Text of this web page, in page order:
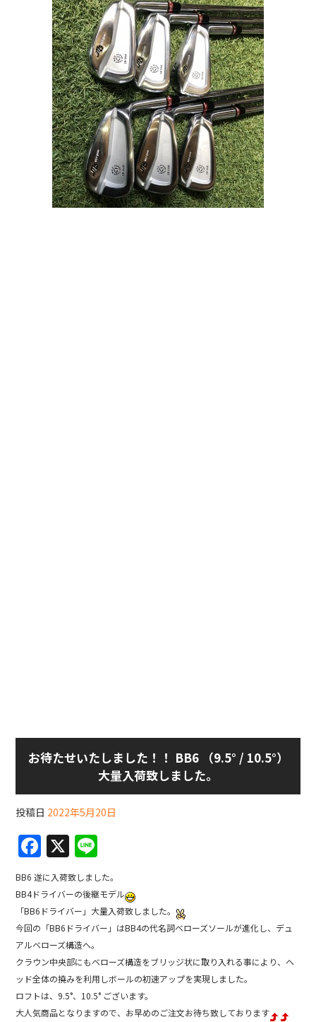
お待たせいたしました！！ BB6 （9.5° / 10.5°）
大量入荷致しました。
投稿日 2022年5月20日
F
a
c
e
b
o
o
k
X
n
e
BB6 遂に入荷致しました。
BB4ドライバーの後継モデル
「BB6ドライバー」大量入荷致しました。
今回の「BB6ドライバー」はBB4の代名詞ベローズソールが進化し、デュ
アルベローズ構造へ。
クラウン中央部にもベローズ構造をブリッジ状に取り入れる事により、ヘ
ッド全体の撓みを利用しボールの初速アップを実現しました。
ロフトは、9.5°、10.5° ございます。
大人気商品となりますので、お早めのご注文お待ち致しております